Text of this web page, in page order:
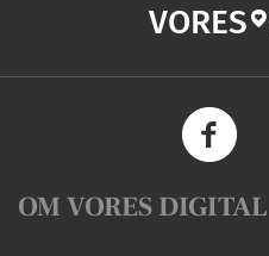
VORES
OM VORES DIGITAL